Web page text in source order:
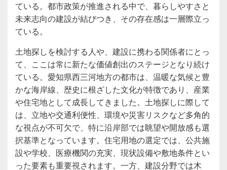
ている。都市政策が推進される中で、暮らしやすさと
未来志向の建設が結びつき、その存在感は一層際立っ
ている。
土地探しを検討する人や、建設に携わる関係者にとっ
て、ここは常に新たな価値創出のステージとなり続け
ている。愛知県西三河地方の都市は、温暖な気候と豊
かな海岸線、歴史に根ざした文化が特徴であり、産業
や住宅地として成長してきました。土地探しに際して
は、立地や交通利便性、環境や災害リスクなど多角的
な視点が不可欠で、特に沿岸部では眺望や開放感も選
択基準となっています。住宅用地の選定では、公共施
設や学校、医療機関の充実、現状設備や敷地条件とい
った要素も重要視されます。一方、建設分野では木